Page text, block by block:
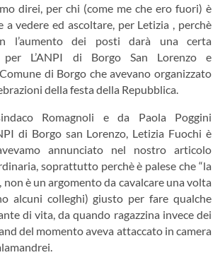
direi, per chi (come me che ero fuori) è
a vedere ed ascoltare, per Letizia , perchè
l’aumento dei posti darà una certa
per L’ANPI di Borgo San Lorenzo e
di Borgo che avevano organizzato
della festa della Repubblica.
Romagnoli e da Paola Poggini
di Borgo san Lorenzo, Letizia Fuochi è
annunciato nel nostro articolo
soprattutto perchè è palese che “la
non è un argomento da cavalcare una volta
alcuni colleghi) giusto per fare qualche
di vita, da quando ragazzina invece dei
del momento aveva attaccato in camera